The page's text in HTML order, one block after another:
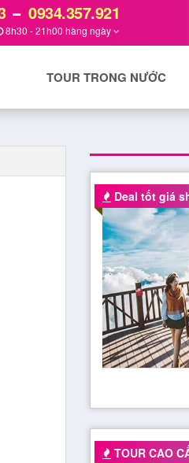
0934.357.921
8h30 - 21h00 hàng ngày
TOUR TRONG NƯỚC
Deal tốt giá
TOUR CAO